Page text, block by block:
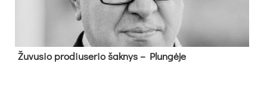
Žu­vu­sio pro­diu­se­rio šak­nys – Plun­gė­je